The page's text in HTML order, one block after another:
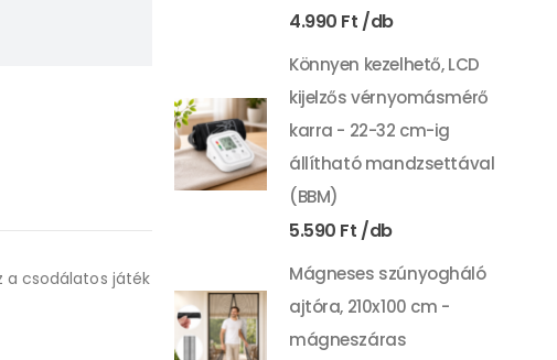
a csodálatos játék
4.990 Ft
Könnyen kezelhető, LCD
kijelzős vérnyomásmérő
karra - 22-32 cm-ig
állítható mandzsettával
(BBM)
5.590 Ft
Mágneses szúnyogháló
ajtóra, 210x100 cm -
mágneszáras